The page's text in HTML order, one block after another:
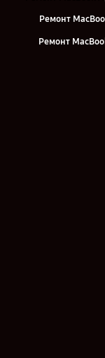
Ремонт
Ремонт